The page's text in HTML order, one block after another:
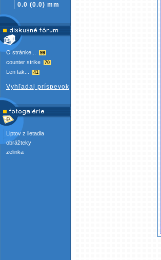
0.0 (0.0) mm
O stránke... 99
counter strike 70
Len tak... 41
Vyhľadaj príspevok
Liptov z lietadla
obrážteky
zelinka